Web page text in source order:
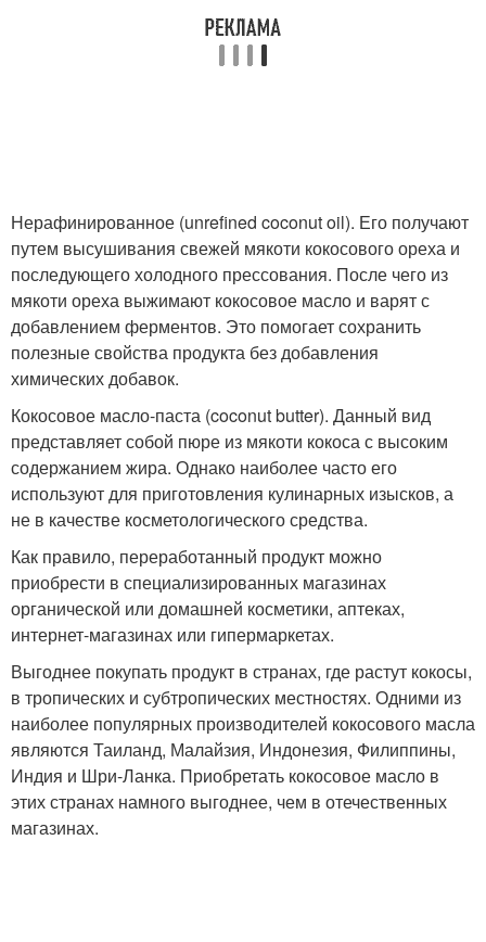
Нерафинированное (unrefined coconut oil). Его получают
путем высушивания свежей мякоти кокосового ореха и
последующего холодного прессования. После чего из
мякоти ореха выжимают кокосовое масло и варят с
добавлением ферментов. Это помогает сохранить
полезные свойства продукта без добавления
химических добавок.
Кокосовое масло-паста (coconut butter). Данный вид
представляет собой пюре из мякоти кокоса с высоким
содержанием жира. Однако наиболее часто его
используют для приготовления кулинарных изысков, а
не в качестве косметологического средства.
Как правило, переработанный продукт можно
приобрести в специализированных магазинах
органической или домашней косметики, аптеках,
интернет-магазинах или гипермаркетах.
Выгоднее покупать продукт в странах, где растут кокосы,
в тропических и субтропических местностях. Одними из
наиболее популярных производителей кокосового масла
являются Таиланд, Малайзия, Индонезия, Филиппины,
Индия и Шри-Ланка. Приобретать кокосовое масло в
этих странах намного выгоднее, чем в отечественных
магазинах.